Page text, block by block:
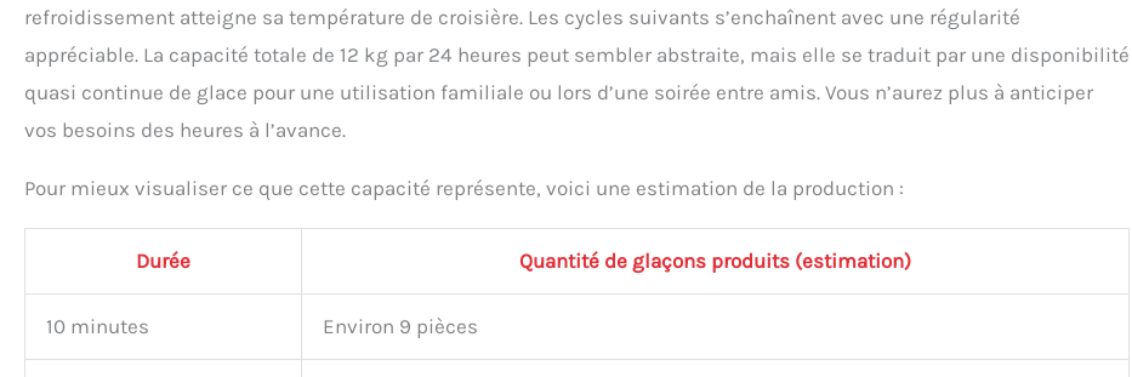
refroidissement atteigne sa température de croisière. Les cycles suivants s’enchaînent avec une régularité
appréciable. La capacité totale de 12 kg par 24 heures peut sembler abstraite, mais elle se traduit par une disponibilité
quasi continue de glace pour une utilisation familiale ou lors d’une soirée entre amis. Vous n’aurez plus à anticiper
vos besoins des heures à l’avance.
Pour mieux visualiser ce que cette capacité représente, voici une estimation de la production :
Durée Quantité de glaçons produits (estimation)
10 minutes Environ 9 pièces